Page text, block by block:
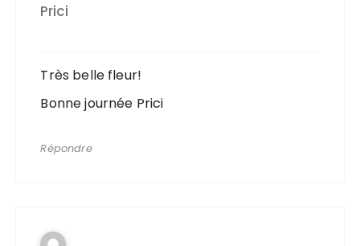
Prici
Très belle fleur!
Bonne journée Prici
Répondre